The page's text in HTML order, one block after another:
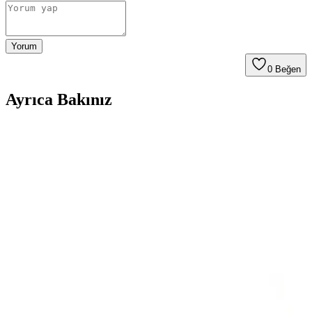
Yorum
0 Beğen
Ayrıca Bakınız